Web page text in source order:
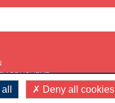
Deny all cookies